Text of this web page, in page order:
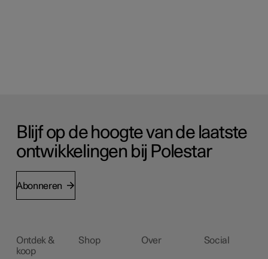
Blijf op de hoogte van de laatste
ontwikkelingen bij Polestar
Abonneren
Ontdek &
koop
Shop Over Social